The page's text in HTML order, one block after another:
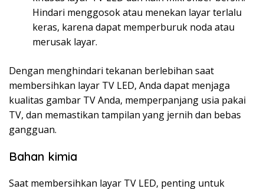
Hindari menggosok atau menekan layar terlalu
keras, karena dapat memperburuk noda atau
merusak layar.
Dengan menghindari tekanan berlebihan saat
membersihkan layar TV LED, Anda dapat menjaga
kualitas gambar TV Anda, memperpanjang usia pakai
TV, dan memastikan tampilan yang jernih dan bebas
gangguan.
Bahan kimia
Saat membersihkan layar TV LED, penting untuk